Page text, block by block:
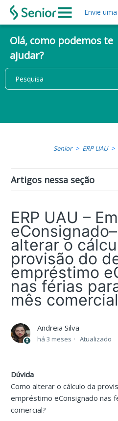
Envie
Olá, como podemos te
ajudar?
Senior ERP UAU
Artigos nessa seção
ERP UAU –
alterar o
provisão do
empréstimo
nas férias
mês comercial
Andreia Silva
há 3 meses Atualizado
Dúvida
Como alterar o cálculo da
empréstimo eConsignado nas
comercial?